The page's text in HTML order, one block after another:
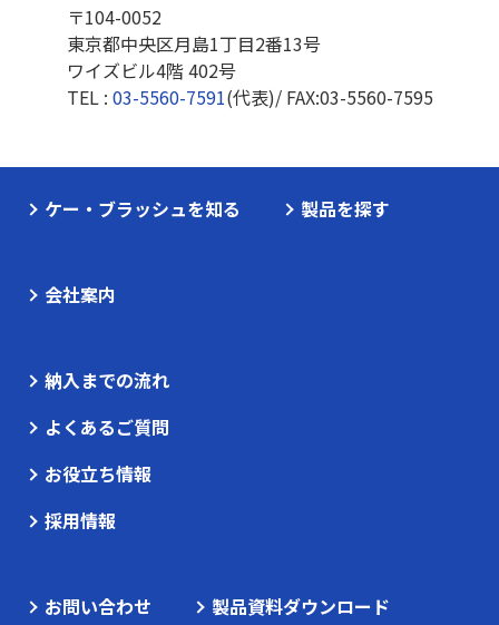
〒104-0052
東京都中央区月島1丁目2番13号
ワイズビル4階 402号
TEL : 03-5560-7591(代表)/ FAX:03-5560-7595
ケー・ブラッシュを知る 製品を探す
会社案内
納入までの流れ
よくあるご質問
お役立ち情報
採用情報
お問い合わせ 製品資料ダウンロード